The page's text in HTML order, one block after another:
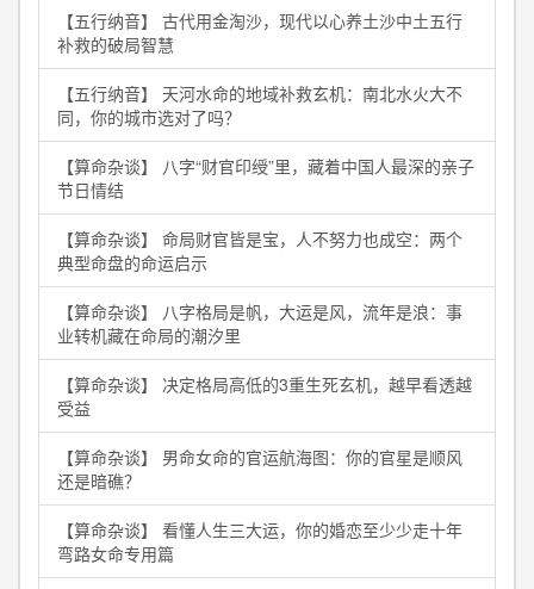
【五行纳音】 古代用金淘沙，现代以心养土沙中土五行
补救的破局智慧
【五行纳音】 天河水命的地域补救玄机：南北水火大不
同，你的城市选对了吗？
【算命杂谈】 八字“财官印绶”里，藏着中国人最深的亲子
节日情结
【算命杂谈】 命局财官皆是宝，人不努力也成空：两个
典型命盘的命运启示
【算命杂谈】 八字格局是帆，大运是风，流年是浪：事
业转机藏在命局的潮汐里
【算命杂谈】 决定格局高低的3重生死玄机，越早看透越
受益
【算命杂谈】 男命女命的官运航海图：你的官星是顺风
还是暗礁？
【算命杂谈】 看懂人生三大运，你的婚恋至少少走十年
弯路女命专用篇